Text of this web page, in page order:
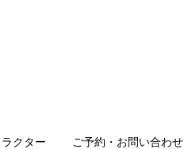
クター ご予約・お問い合わせ